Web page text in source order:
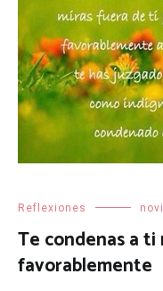
Reflexiones
Te condenas a ti
favorablemente